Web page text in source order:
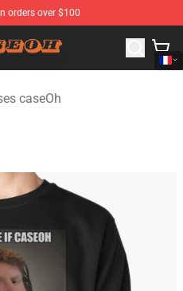
orders over $100
Merchandise Store
caseOh